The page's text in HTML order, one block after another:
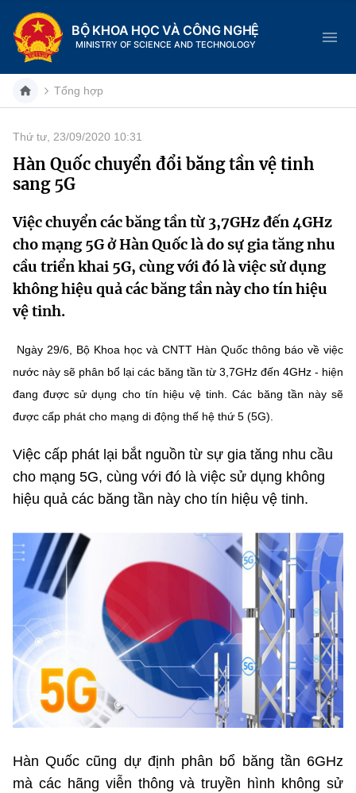
BỘ KHOA HỌC VÀ CÔNG NGHỆ
MINISTRY OF SCIENCE AND TECHNOLOGY
Danh mục
Trang chủ
Giới thiệu
Chức năng nhiệm vụ
Cơ cấu tổ chức
Sở Khoa học và Công nghệ
Tin tức sự kiện
Khoa học và Công nghệ
Chuyển đổi số
Bưu chính, Viễn thông
Sở hữu trí tuệ
Tiêu chuẩn, đo lường, chất lượng
Năng lượng nguyên tử
Tin tổng hợp
Tin địa phương
Dịch vụ công
Văn bản QPPL
Văn bản chỉ đạo điều hành
Lấy ý kiến người dân về dự thảo VBQPPL
MST IOFFICE
THỐNG KÊ
Khoa học và Công nghệ
Đổi mới sáng tạo
Bưu chính, Viễn thông
Sở hữu trí tuệ
Tiêu chuẩn, đo lường, chất lượng
Năng lượng nguyên tử
Multimedia
THƯ ĐIỆN TỬ
Videos
Infographic
Ảnh
Voice
Nhiệm vụ trọng tâm
Chọn ngôn ngữ
English
Tổng hợp
Thứ tư, 23/09/2020 10:31
Hàn Quốc chuyển đổi băng tần vệ tinh
sang 5G
Việc chuyển các băng tần từ 3,7GHz đến 4GHz
cho mạng 5G ở Hàn Quốc là do sự gia tăng nhu
cầu triển khai 5G, cùng với đó là việc sử dụng
không hiệu quả các băng tần này cho tín hiệu
vệ tinh.
Ngày 29/6, Bộ Khoa học và CNTT Hàn Quốc thông báo về việc
nước này sẽ phân bổ lại các băng tần từ 3,7GHz đến 4GHz - hiện
đang được sử dụng cho tín hiệu vệ tinh. Các băng tần này sẽ
được cấp phát cho mạng di động thế hệ thứ 5 (5G).
Việc cấp phát lại bắt nguồn từ sự gia tăng nhu cầu
cho mạng 5G, cùng với đó là việc sử dụng không
hiệu quả các băng tần này cho tín hiệu vệ tinh.
Hàn Quốc cũng dự định phân bổ băng tần 6GHz
mà các hãng viễn thông và truyền hình không sử